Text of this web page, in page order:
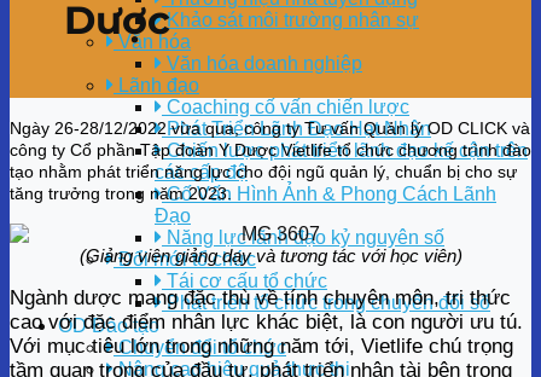
Khảo sát môi trường nhân sự
Văn hóa
Văn hóa doanh nghiệp
Lãnh đạo
Coaching cố vấn chiến lược
Phát Triển Lãnh Đạo Hạt Nhân
Chiến lược phát triển lãnh đạo kế cận trên
các cấp độ
Cố Vấn Hình Ảnh & Phong Cách Lãnh
Đạo
Năng lực lãnh đạo kỷ nguyên số
Đổi mới tổ chức
Tái cơ cấu tổ chức
Phát triển tổ chức trong chuyển đổi số
OD Đào tạo
Chuyển đổi tổ chức
Nâng cao hiệu quả thực thi
Dược
Ngày 26-28/12/2022 vừa qua, công ty Tư vấn Quản lý OD CLICK và
công ty Cổ phần Tập đoàn Y Dược Vietlife tổ chức chương trình đào
tạo nhằm phát triển năng lực cho đội ngũ quản lý, chuẩn bị cho sự
tăng trưởng trong năm 2023.
(Giảng viên giảng dạy và tương tác với học viên)
Ngành dược mang đặc thù về tính chuyên môn, tri thức
cao với đặc điểm nhân lực khác biệt, là con người ưu tú.
Với mục tiêu lớn trong những năm tới, Vietlife chú trọng
tầm quan trọng của đầu tư, phát triển nhân tài bên trong